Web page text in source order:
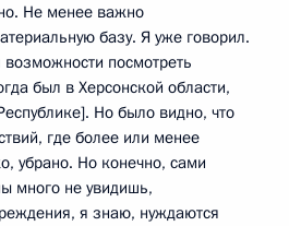
Не менее важно
базу. Я уже говорил.
посмотреть
был в Херсонской области,
Но было видно, что
где более или менее
убрано. Но конечно, сами
много не увидишь,
я знаю, нуждаются